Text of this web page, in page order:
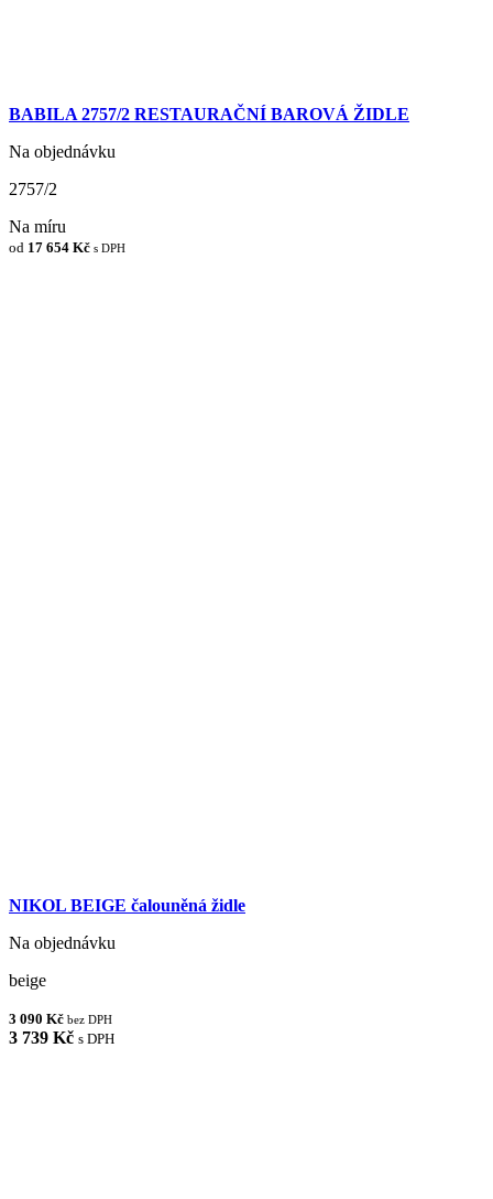
BABILA 2757/2 RESTAURAČNÍ BAROVÁ ŽIDLE
Na objednávku
2757/2
Na míru
od 17 654 Kč s DPH
NIKOL BEIGE čalouněná židle
Na objednávku
beige
3 090 Kč bez DPH
3 739 Kč s DPH